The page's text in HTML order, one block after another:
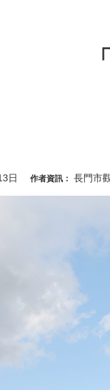
日 作者資訊： 長門市